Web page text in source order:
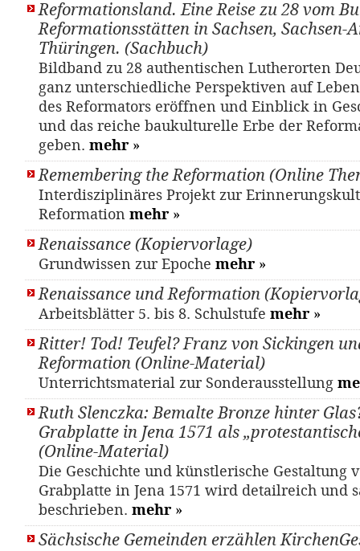
Reformationsland. Eine Reise zu 28 vom
Reformationsstätten in Sachsen, Sachsen-
Thüringen. (Sachbuch)
Bildband zu 28 authentischen Lutherorten
ganz unterschiedliche Perspektiven auf
des Reformators eröffnen und Einblick in
und das reiche baukulturelle Erbe der
geben. mehr »
Remembering the Reformation (Online
Interdisziplinäres Projekt zur
Reformation mehr »
Renaissance (Kopiervorlage)
Grundwissen zur Epoche mehr »
Renaissance und Reformation
Arbeitsblätter 5. bis 8. Schulstufe mehr »
Ritter! Tod! Teufel? Franz von Sickingen
Reformation (Online-Material)
Unterrichtsmaterial zur Sonderausstellung
Ruth Slenczka: Bemalte Bronze hinter
Grabplatte in Jena 1571 als
(Online-Material)
Die Geschichte und künstlerische Gestaltung
Grabplatte in Jena 1571 wird detailreich und
beschrieben. mehr »
Sächsische Gemeinden erzählen